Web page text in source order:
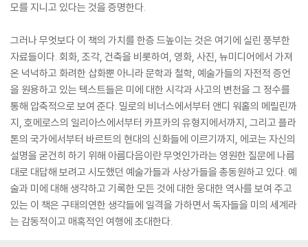
모를 지니고 있다는 것을 증명한다.
그러나 무엇보다 이 책의 가치를 한층 드높이는 것은 여기에 실린 풍부한
자료들이다. 회화, 조각, 건축을 비롯하여, 영화, 사진, 뉴미디어에서 가져
온 넉넉하고 화려한 삽화뿐 아니라 문학과 철학, 예술가들의 자전적 증언
을 원용하고 있는 텍스트들은 미에 대한 시각과 사고의 변천을 그 정수를
통해 압축적으로 보여 준다. 밀로의 비너스에서부터 앤디 워홀의 메릴린까
지, 호메로스의 일리아스에서부터 카프카의 유형지에서까지, 그리고 플라
톤의 국가에서부터 바르트의 현대의 신화들에 이르기까지, 에코는 자신의
설명을 굳건히 하기 위해 아름다음이란 무엇인가라는 영원한 질문에 나름
대로 대답해 보려고 시도했던 예술가들과 사상가들을 총동원하고 있다. 예
술과 미에 대해 생각하고 기록한 모든 것에 대한 웅대한 역사를 보여 주고
있는 이 책은 구태의연한 생각들에 일격을 가하면서 독자들을 미의 세계라
는 감동적이고 매혹적인 여행에 초대한다.